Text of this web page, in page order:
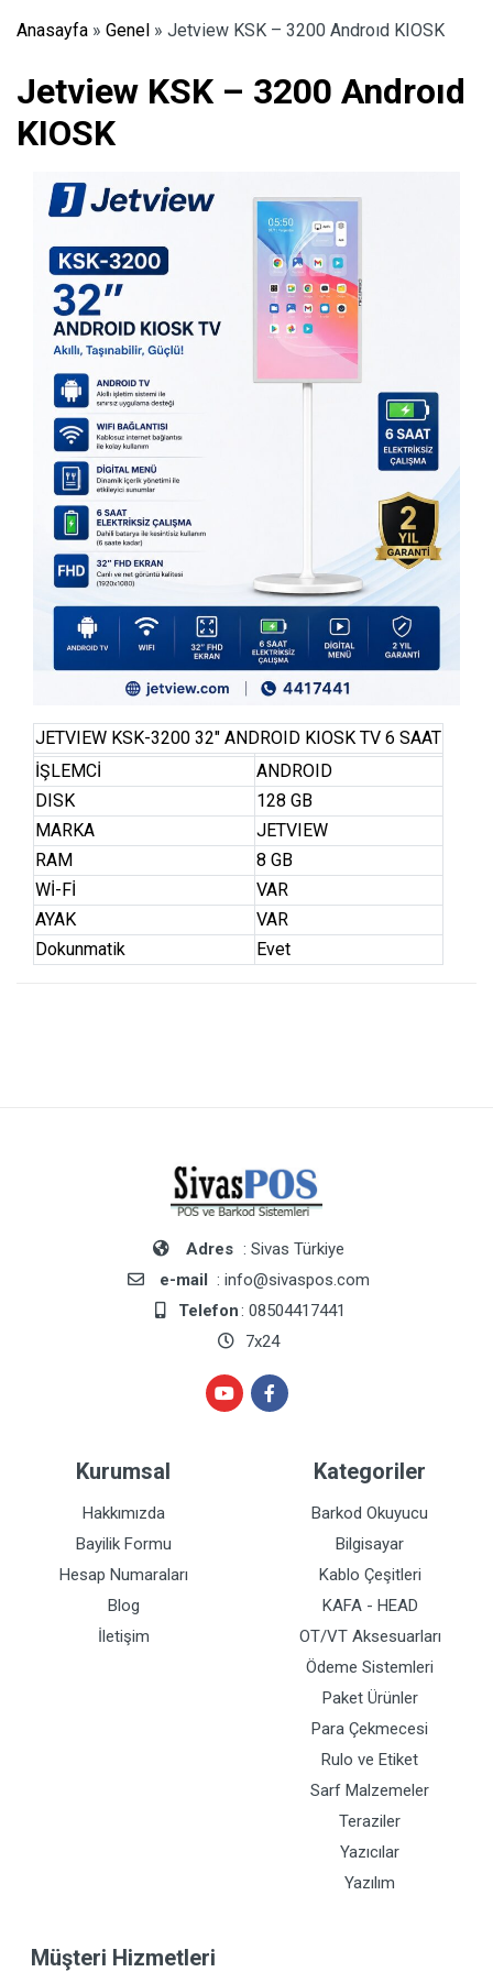
Anasayfa » Genel » Jetview KSK – 3200 Androıd KIOSK
Jetview KSK – 3200 Androıd
KIOSK
JETVIEW KSK-3200 32″ ANDROID KIOSK TV 6 SAAT
İŞLEMCİ
ANDROID
DISK
128 GB
MARKA
JETVIEW
RAM
8 GB
Wİ-Fİ
VAR
AYAK
VAR
Dokunmatik
Evet
Adres : Sivas Türkiye
e-mail : info@sivaspos.com
Telefon: 08504417441
7x24
Kurumsal
Hakkımızda
Bayilik Formu
Hesap Numaraları
Blog
İletişim
Kategoriler
Barkod Okuyucu
Bilgisayar
Kablo Çeşitleri
KAFA - HEAD
OT/VT Aksesuarları
Ödeme Sistemleri
Paket Ürünler
Para Çekmecesi
Rulo ve Etiket
Sarf Malzemeler
Teraziler
Yazıcılar
Yazılım
Müşteri Hizmetleri